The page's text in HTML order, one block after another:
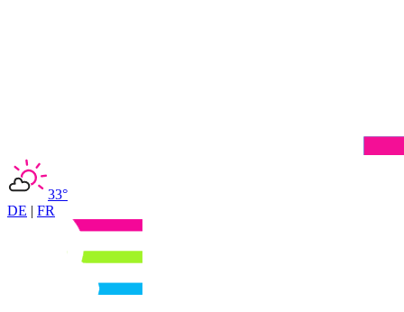
33°
DE | FR